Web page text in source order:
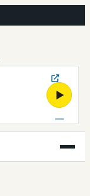
▶
Obre
el